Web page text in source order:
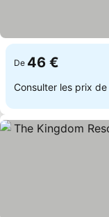
De 46 €
Consulter les prix de